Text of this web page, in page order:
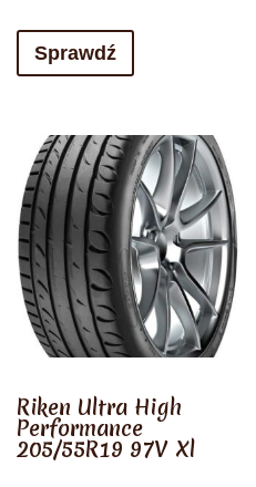
Sprawdź
Riken Ultra High
Performance
205/55R19 97V Xl